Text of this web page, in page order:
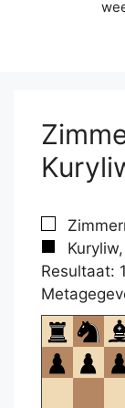
Resultaat: